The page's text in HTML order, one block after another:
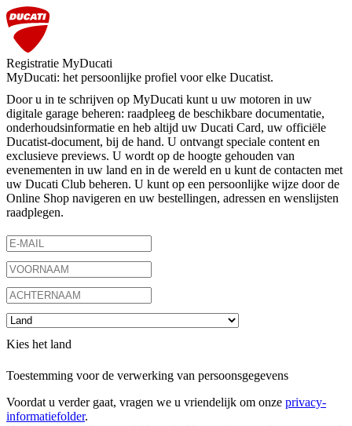
Registratie MyDucati
MyDucati: het persoonlijke profiel voor elke Ducatist.
Door u in te schrijven op MyDucati kunt u uw motoren in uw
digitale garage beheren: raadpleeg de beschikbare documentatie,
onderhoudsinformatie en heb altijd uw Ducati Card, uw officiële
Ducatist-document, bij de hand. U ontvangt speciale content en
exclusieve previews. U wordt op de hoogte gehouden van
evenementen in uw land en in de wereld en u kunt de contacten met
uw Ducati Club beheren. U kunt op een persoonlijke wijze door de
Online Shop navigeren en uw bestellingen, adressen en wenslijsten
raadplegen.
Kies het land
Toestemming voor de verwerking van persoonsgegevens
Voordat u verder gaat, vragen we u vriendelijk om onze privacy-
informatiefolder.